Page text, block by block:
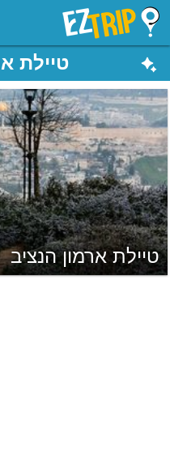
EZTrip
טיילת
טיילת ארמון הנציב